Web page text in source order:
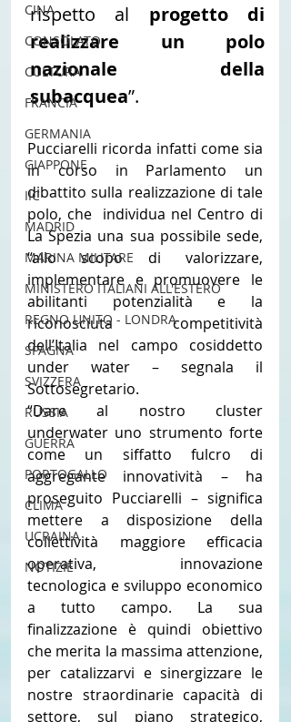
CINA
CONSOLATO
CULTURA
FRANCIA
GERMANIA
GIAPPONE
IIC
MADRID
MARINA MILITARE
MINISTERO ITALIANI ALL'ESTERO
REGNO UNITO - LONDRA
SPAGNA
SVIZZERA
RUSSIA
GUERRA
PORTOGALLO
CLIMA
UCRAINA
NOTIZIE
rispetto al progetto di
realizzare un polo
nazionale della
subacquea”.
Pucciarelli ricorda infatti come sia
in corso in Parlamento un
dibattito sulla realizzazione di tale
polo, che  individua nel Centro di
La Spezia una sua possibile sede,
“allo scopo di valorizzare,
implementare e promuovere le
abilitanti potenzialità e la
riconosciuta competitività
dell’Italia nel campo cosiddetto
under water – segnala il
Sottosegretario.
“Dare al nostro cluster
underwater uno strumento forte
come un siffatto fulcro di
aggregante innovatività – ha
proseguito Pucciarelli – significa
mettere a disposizione della
collettività maggiore efficacia
operativa, innovazione
tecnologica e sviluppo economico
a tutto campo. La sua
finalizzazione è quindi obiettivo
che merita la massima attenzione,
per catalizzarvi e sinergizzare le
nostre straordinarie capacità di
settore, sul piano strategico,